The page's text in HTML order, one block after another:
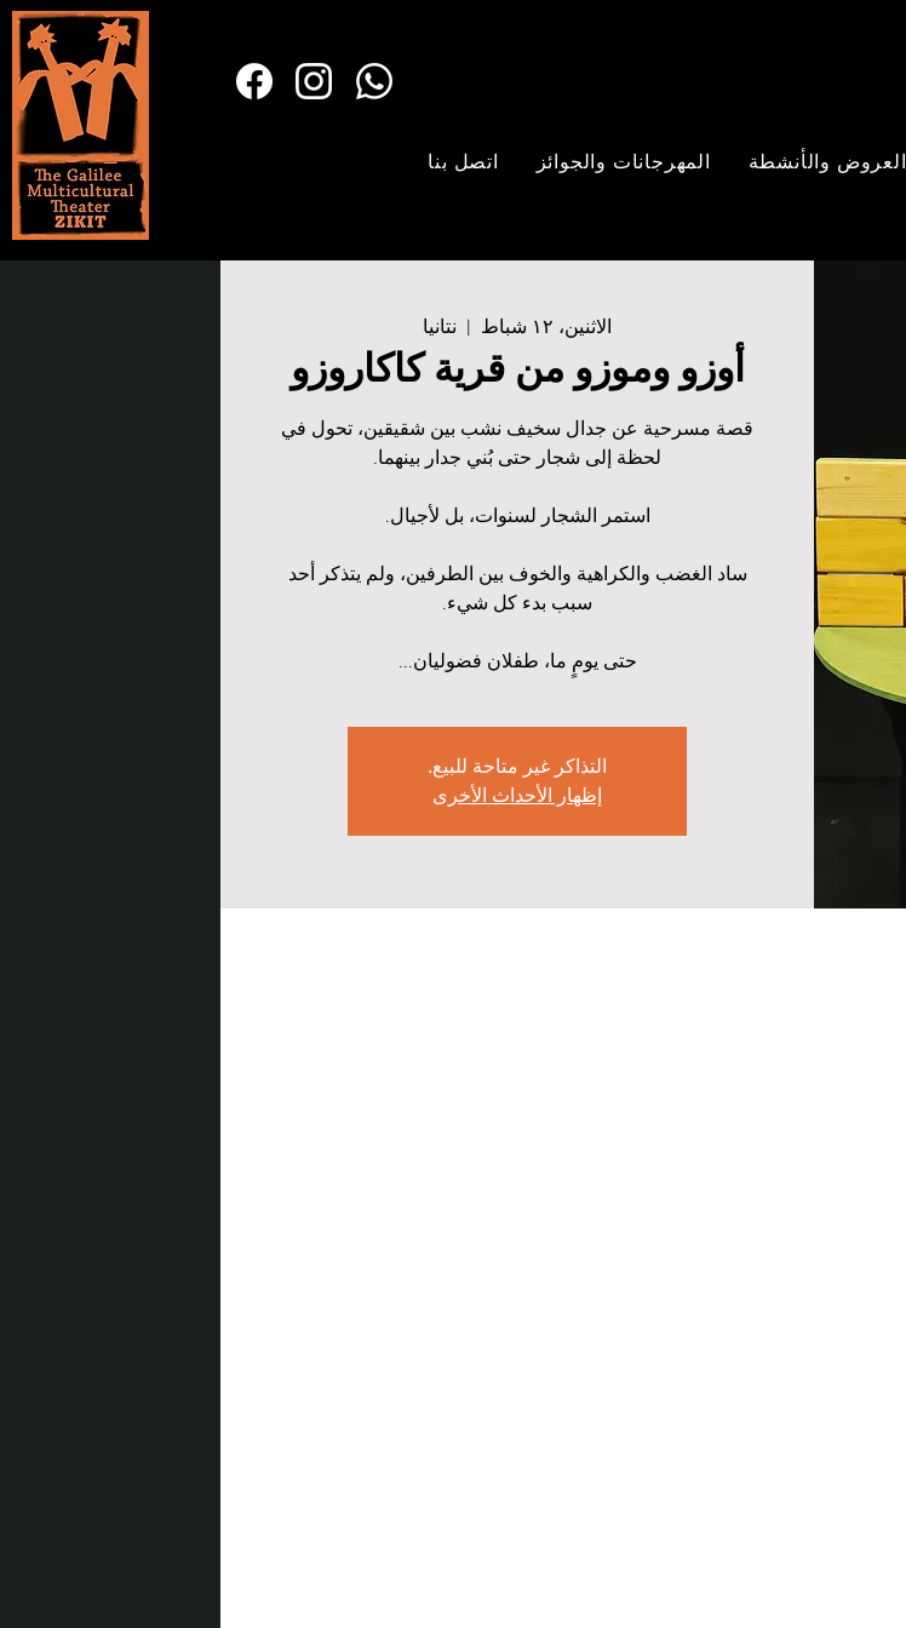
العروض والأنشطة المهرجانات والجوائز اتصل بنا
الاثنين، ١٢ شباط
  |
نتانيا
أوزو وموزو من قرية كاكاروزو
قصة مسرحية عن جدال سخيف نشب بين شقيقين، تحول في
ساد الغضب والكراهية والخوف بين الطرفين، ولم يتذكر أحد
حتى يومٍ ما، طفلان فضوليان...
التذاكر غير متاحة للبيع.
إظهار الأحداث الأخرى